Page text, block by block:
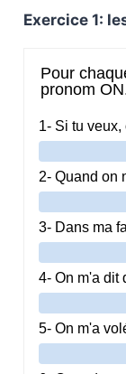
Exercice 1: